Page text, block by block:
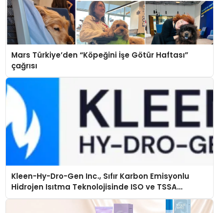
Mars Türkiye’den “Köpeğini İşe Götür Haftası”
çağrısı
Kleen-Hy-Dro-Gen Inc., Sıfır Karbon Emisyonlu
Hidrojen Isıtma Teknolojisinde ISO ve TSSA
Düzenleyici Onaylarını Aldı